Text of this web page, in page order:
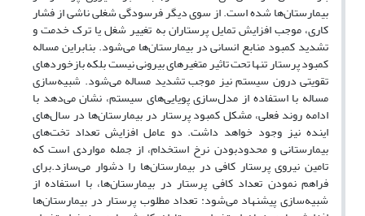
بیمارستان‌ها شده است. از سوی دیگر فرسودگی شغلی ناشی از فشار
کاری، موجب افزایش تمایل پرستاران به تغییر شغل یا ترک خدمت و
تشدید کمبود منابع انسانی در بیمارستان‌ها می‌شود. بنابراین مساله
کمبود پرستار تنها تحت تاثیر متغیرهای بیرونی نیست بلکه بازخوردهای
تقویتی درون سیستم نیز موجب تشدید مساله می‌شود. شبیه‌سازی
مساله با استفاده از مدل‌سازی پویایی‌های سیستم، نشان می‌دهد با
ادامه روند فعلی، مشکل کمبود پرستار در بیمارستان‌ها در سال‌های
اینده نیز وجود خواهد داشت. دو عامل افزایش تعداد تخت‌های
بیمارستانی و محدود‌بودن نرخ استخدام، از جمله مواردی است که
تامین نیروی پرستار کافی در بیمارستان‌ها را دشوار می‌سازد.برای
فراهم نمودن تعداد کافی پرستار در بیمارستان‌ها، با استفاده از
شبیه‌‌سازی پیشنهاد می‌شود: تعداد مطلوب پرستار در بیمارستان‌ها